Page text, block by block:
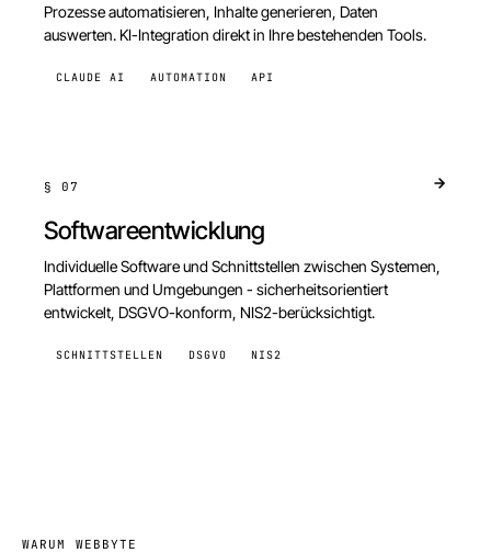
Prozesse automatisieren, Inhalte generieren, Daten
auswerten. KI-Integration direkt in Ihre bestehenden Tools.
CLAUDE AI AUTOMATION API
§07
Softwareentwicklung
Individuelle Software und Schnittstellen zwischen Systemen,
Plattformen und Umgebungen - sicherheitsorientiert
entwickelt, DSGVO-konform, NIS2-berücksichtigt.
SCHNITTSTELLEN DSGVO NIS2
WARUM WEBBYTE